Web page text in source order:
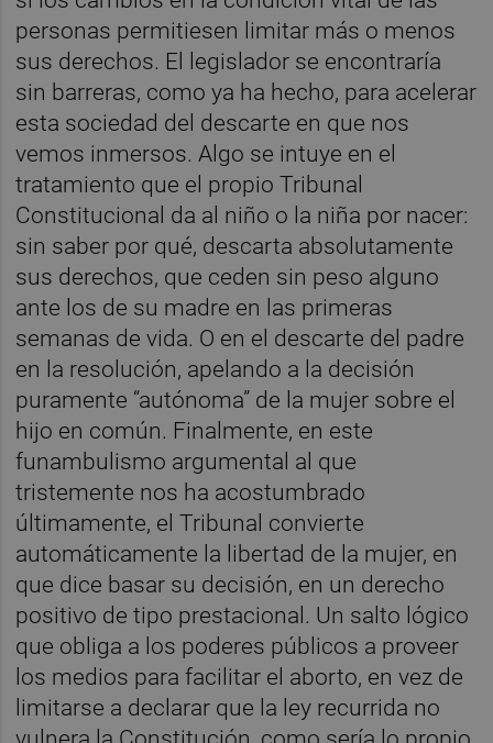
personas permitiesen limitar más o menos
sus derechos. El legislador se encontraría
sin barreras, como ya ha hecho, para acelerar
esta sociedad del descarte en que nos
vemos inmersos. Algo se intuye en el
tratamiento que el propio Tribunal
Constitucional da al niño o la niña por nacer:
sin saber por qué, descarta absolutamente
sus derechos, que ceden sin peso alguno
ante los de su madre en las primeras
semanas de vida. O en el descarte del padre
en la resolución, apelando a la decisión
puramente “autónoma” de la mujer sobre el
hijo en común. Finalmente, en este
funambulismo argumental al que
tristemente nos ha acostumbrado
últimamente, el Tribunal convierte
automáticamente la libertad de la mujer, en
que dice basar su decisión, en un derecho
positivo de tipo prestacional. Un salto lógico
que obliga a los poderes públicos a proveer
los medios para facilitar el aborto, en vez de
limitarse a declarar que la ley recurrida no